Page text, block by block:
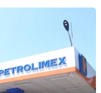
xuất khẩu
Iraq